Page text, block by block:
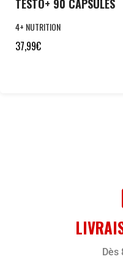
TESTO+ 90 CAPSULES
4+ NUTRITION
37,99€
Dès